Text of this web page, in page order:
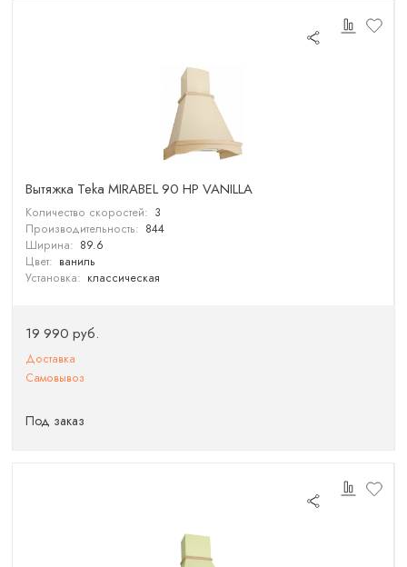
Вытяжка Teka MIRABEL 90 HP VANILLA
Количество скоростей: 3
Производительность: 844
Ширина: 89.6
Цвет: ваниль
Установка: классическая
19 990 руб.
Доставка
Самовывоз
Под заказ